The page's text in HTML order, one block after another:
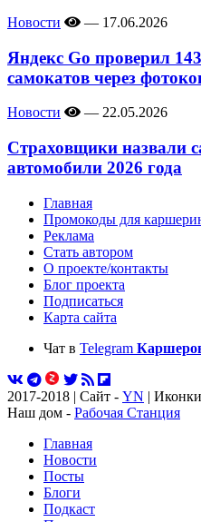
Новости — 17.06.2026
Яндекс Go проверил
самокатов через
Новости — 22.05.2026
Страховщики назвали
автомобили 2026 года
Главная
Промокоды для
Реклама
Стать автором
О проекте/контакты
Блог проекта
Подписаться
Карта сайта
Чат в Telegram
2017-2018 | Сайт - YN |
Наш дом - Рабочая Станция
Главная
Новости
Посты
Блоги
Подкаст